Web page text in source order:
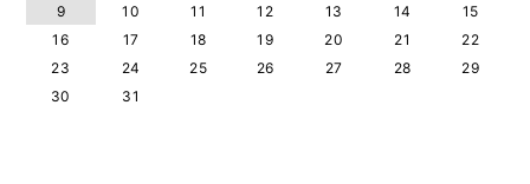
9
10 11 12 13 14
15
16
17 18 19 20 21
22
23
24 25 26 27 28
29
30
31